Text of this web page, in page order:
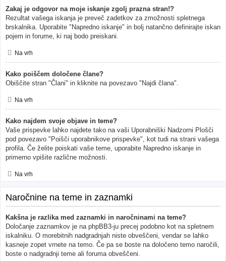
Zakaj je odgovor na moje iskanje zgolj prazna stran!?
Rezultat vašega iskanja je preveč zadetkov za zmožnosti spletnega
brskalnika. Uporabite "Napredno iskanje" in bolj natančno definirajte iskan
pojem in forume, ki naj bodo preiskani.
Na vrh
Kako poiščem določene člane?
Obiščite stran "Člani" in kliknite na povezavo "Najdi člana".
Na vrh
Kako najdem svoje objave in teme?
Vaše prispevke lahko najdete tako na vaši Uporabniški Nadzorni Plošči
pod povezavo "Poišči uporabnikove prispevke", kot tudi na strani vašega
profila. Če želite poiskati vaše teme, uporabite Napredno iskanje in
primerno vpišite različne možnosti.
Na vrh
Naročnine na teme in zaznamki
Kakšna je razlika med zaznamki in naročninami na teme?
Določanje zaznamkov je na phpBB3-ju precej podobno kot na spletnem
iskalniku. O morebitnih nadgradnjah niste obveščeni, vendar se lahko
kasneje zopet vrnete na temo. Če pa se boste na določeno temo naročili,
boste o nadgradnji teme ali foruma obveščeni.